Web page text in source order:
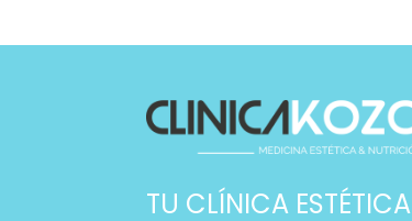
TU CLÍNICA ESTÉTICA